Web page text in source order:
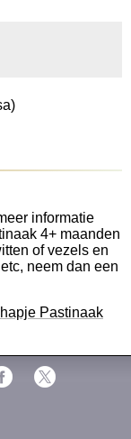
informatie
4+ maanden
of vezels en
neem dan een
Pastinaak